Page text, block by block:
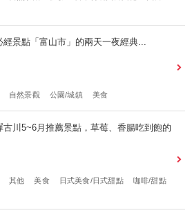
經景點「富山市」的兩天一夜經典...
自然景觀 公園/城鎮 美食
古川5~6月推薦景點，草莓、香腸吃到飽的
其他 美食 日式美食/日式甜點
咖啡/甜點